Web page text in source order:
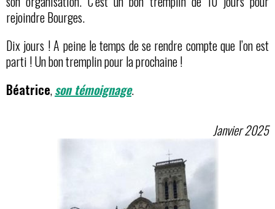
rejoindre Bourges.
Dix jours ! A peine le temps de se rendre compte que l’on est
parti ! Un bon tremplin pour la prochaine !
Béatrice,son témoignage.
Janvier 2025